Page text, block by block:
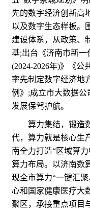
先的数字经济创新高
以及数字生态样板。
建设体系，从政策、
基;出台《济南市新一
(2024-2026年)》《公
率先制定数字经济地
例》;成立市大数据公
发展保驾护航。
算力集结，锻造数
代，算力就是核心生
南全力打造“区域算
算力布局。以济南数
现全市算力“一键汇
心和国家健康医疗大
聚区，承接重点项目